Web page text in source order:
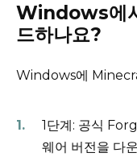
Windows에
드하나요?
Windows에
1단계: 공식
웨어 버전을 다